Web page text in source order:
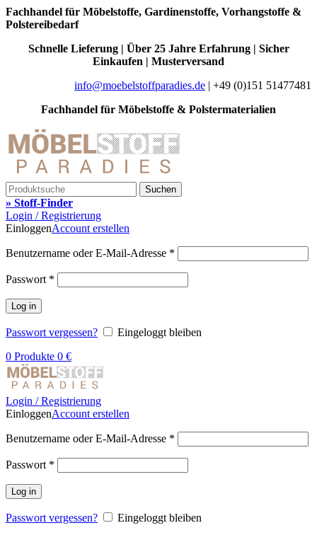
Fachhandel für Möbelstoffe, Gardinenstoffe, Vorhangstoffe &
Polstereibedarf
Schnelle Lieferung | Über 25 Jahre Erfahrung | Sicher
Einkaufen | Musterversand
info@moebelstoffparadies.de | +49 (0)151 51477481
Fachhandel für Möbelstoffe & Polstermaterialien
Suchen
» Stoff-Finder
Login / Registrierung
EinloggenAccount erstellen
Benutzername oder E-Mail-Adresse *
Passwort *
Log in
Passwort vergessen?
Eingeloggt bleiben
0 Produkte 0 €
Login / Registrierung
EinloggenAccount erstellen
Benutzername oder E-Mail-Adresse *
Passwort *
Log in
Passwort vergessen?
Eingeloggt bleiben